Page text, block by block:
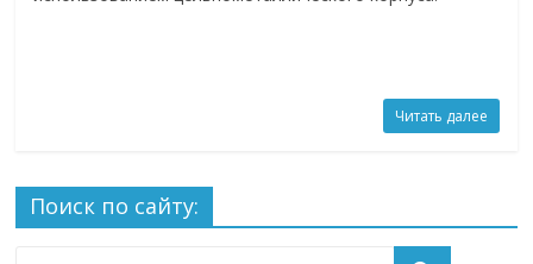
Читать далее
Поиск по сайту: